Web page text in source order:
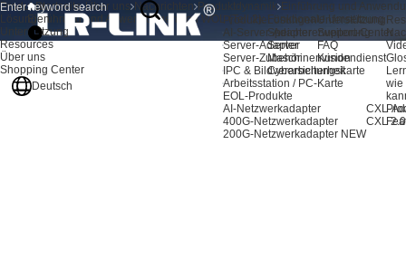
Produkte
AI-Server-Adapter
Server-Adapter
Server-Zubehör
IPC & Bildverarbeitungskarte
Arbeitsstation / PC-Karte
EOL-Produkte
AI-Netzwerkadapter
400G-Netzwerkadapter
200G-Netzwerkadapter NEW
CXL-
CXL 2.0
Lösungen
Speichererweiterung
Server
Maschinenvision
Cybersicherheit
Unterstützung
Support-Center
FAQ
Kundendienst
wie
Produkte
Lösungen
Unterstützung
Resources
Über uns
Shopping Center
Deutsch
Startseite Über uns Nachrichten Produktdynamik
Einführung und
Einführung und Anwendungen von WOL (Teil 2): Funktionale Umsetzung